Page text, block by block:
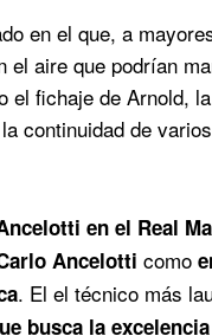
en el que, a
el aire que podrían
el fichaje de Arnold,
continuidad de
en el Real
Ancelotti como
. El el técnico más
busca la excelencia